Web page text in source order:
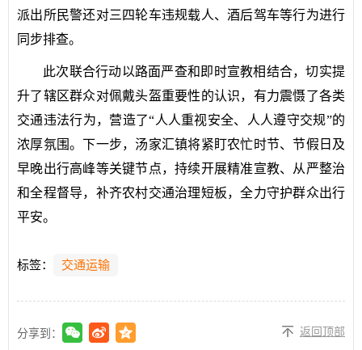
派出所民警还对三四轮车违规载人、酒后驾车等行为进行
同步排查。
此次联合行动以路面严查和即时宣教相结合，切实提
升了辖区群众对佩戴头盔重要性的认识，有力震慑了各类
交通违法行为，营造了“人人重视安全、人人遵守交规”的
浓厚氛围。下一步，汤家汇镇将紧盯农忙时节、节假日及
早晚出行高峰等关键节点，持续开展精准宣教、从严整治
和全程督导，补齐农村交通治理短板，全力守护群众出行
平安。
标签： 交通运输
分享到： 返回顶部